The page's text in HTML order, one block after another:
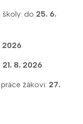
do 25. 6.
2026
21. 8. 2026
žákovi: 27.